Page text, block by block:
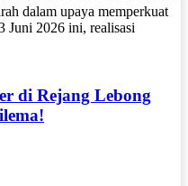
dalam upaya memperkuat
Juni 2026 ini, realisasi
di Rejang Lebong